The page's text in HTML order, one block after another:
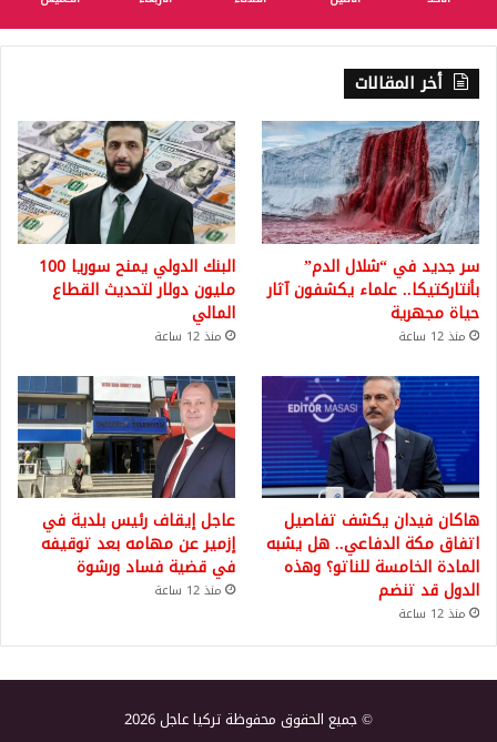
أخر المقالات
سر جديد في “شلال الدم”
بأنتاركتيكا.. علماء يكشفون آثار
حياة مجهرية
منذ 12 ساعة
البنك الدولي يمنح سوريا 100
مليون دولار لتحديث القطاع
المالي
منذ 12 ساعة
هاكان فيدان يكشف تفاصيل
اتفاق مكة الدفاعي.. هل يشبه
المادة الخامسة للناتو؟ وهذه
الدول قد تنضم
منذ 12 ساعة
عاجل إيقاف رئيس بلدية في
إزمير عن مهامه بعد توقيفه
في قضية فساد ورشوة
منذ 12 ساعة
© جميع الحقوق محفوظة تركيا عاجل 2026